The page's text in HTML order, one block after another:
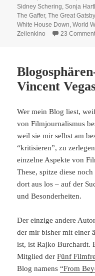
Sidney Schering ,Sonja Hartl
The Gaffer,The Great Gatsby
White House Down ,World
Zeilenkino
23
Vincent
Wer mein Blog liest,
von Filmjournalismus
weil sie mir selbst am
“kritisieren”, zu
einzelne Aspekte von
These, spitze diese
dort aus los – auf der
und Besonderheiten.
Der einzige andere
der mir bisher mit einer
ist, ist Rajko Burchardt.
Mitglied derFünf
Blog namens“From